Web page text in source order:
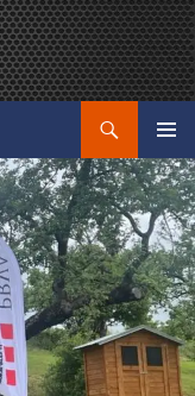
GLAVNI
MENI